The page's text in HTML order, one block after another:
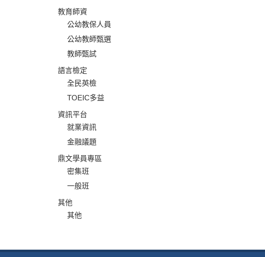
教育師資
公幼教保人員
公幼教師甄選
教師甄試
語言檢定
全民英檢
TOEIC多益
資訊平台
就業資訊
金融議題
鼎文學員專區
密集班
一般班
其他
其他